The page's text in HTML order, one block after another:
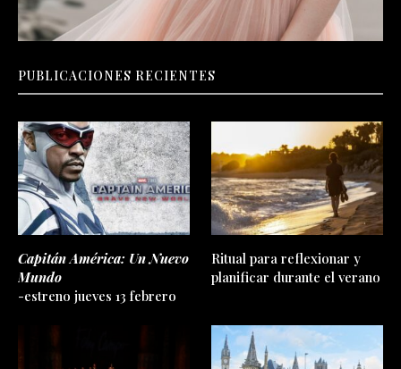
PUBLICACIONES RECIENTES
Capitán América: Un Nuevo
Mundo
-estreno jueves 13 febrero
Ritual para reflexionar y
planificar durante el verano